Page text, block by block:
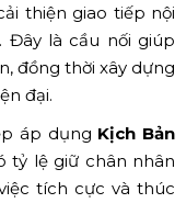
thiện giao tiếp nội
Đây là cầu nối giúp
đồng thời xây dựng
đại.
áp dụng Kịch Bản
tỷ lệ giữ chân nhân
tích cực và thúc